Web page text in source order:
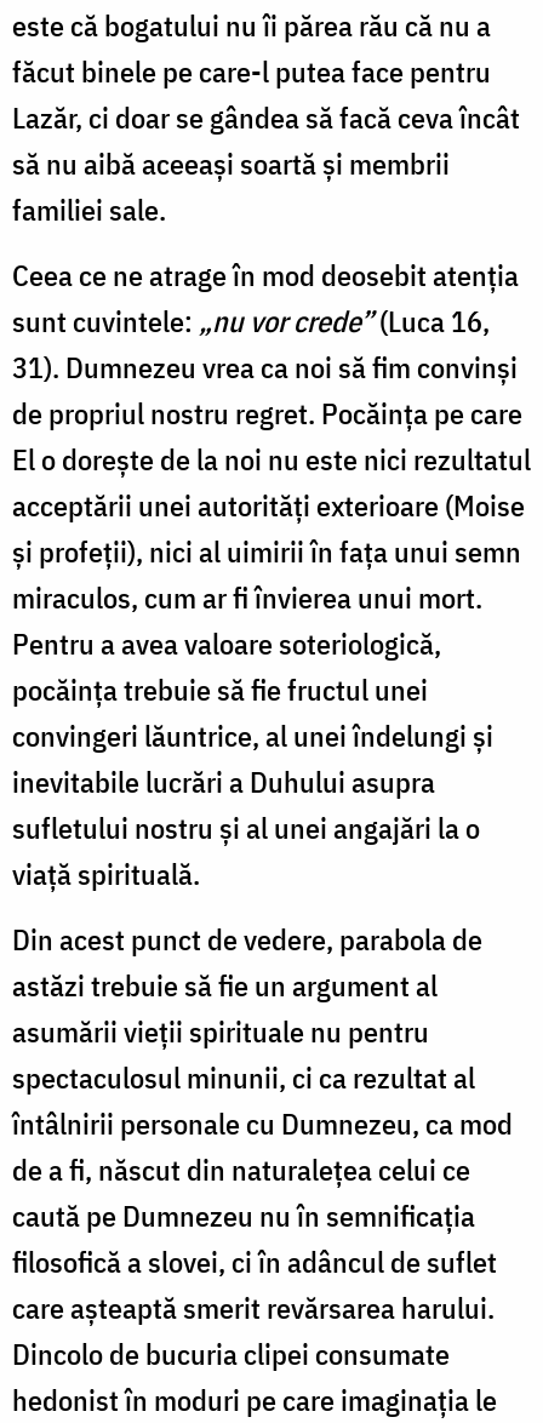
este că bogatului nu îi părea rău că nu a
făcut binele pe care-l putea face pentru
Lazăr, ci doar se gândea să facă ceva încât
să nu aibă aceeași soartă și membrii
familiei sale.
Ceea ce ne atrage în mod deosebit atenția
sunt cuvintele: „nu vor crede”(Luca 16,
31). Dumnezeu vrea ca noi să fim convinși
de propriul nostru regret. Pocăința pe care
El o dorește de la noi nu este nici rezultatul
acceptării unei autorități exterioare (Moise
și profeții), nici al uimirii în fața unui semn
miraculos, cum ar fi învierea unui mort.
Pentru a avea valoare soteriologică,
pocăința trebuie să fie fructul unei
convingeri lăuntrice, al unei îndelungi și
inevitabile lucrări a Duhului asupra
sufletului nostru și al unei angajări la o
viață spirituală.
Din acest punct de vedere, parabola de
astăzi trebuie să fie un argument al
asumării vieții spirituale nu pentru
spectaculosul minunii, ci ca rezultat al
întâlnirii personale cu Dumnezeu, ca mod
de a fi, născut din naturalețea celui ce
caută pe Dumnezeu nu în semnificația
filosofică a slovei, ci în adâncul de suflet
care așteaptă smerit revărsarea harului.
Dincolo de bucuria clipei consumate
hedonist în moduri pe care imaginația le